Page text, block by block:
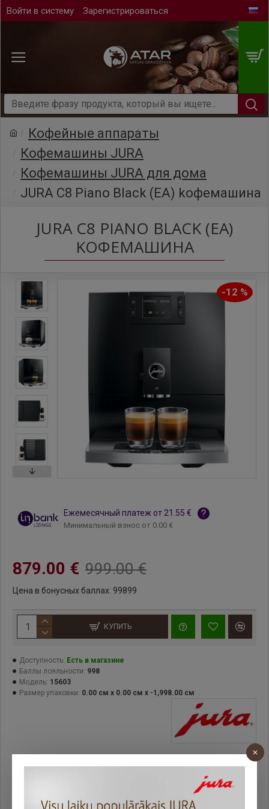
Войти в систему Зарегистрироваться
Кофейные аппараты
Кофемашины JURA
Кофемашины JURA для дома
JURA C8 Piano Black (EA) kофемашина
JURA C8 PIANO BLACK (EA)
KОФЕМАШИНА
-12 %
Доступность: Есть в магазине
Баллы лояльности: 998
Модель: 15603
Размер упаковки: 0.00 см x 0.00 см x -1,998.00 см
879.00 € 999.00 €
Цена в бонусных баллах: 99899
Ежемесячный платеж от 21.55 €
Минимальный взнос от 0.00 €
КУПИТЬ
C8 представляет новый сегмент Premium Economy от
JURA. Компактная кофемашина, обеспечивающая
максимальную производительность, выполненная в